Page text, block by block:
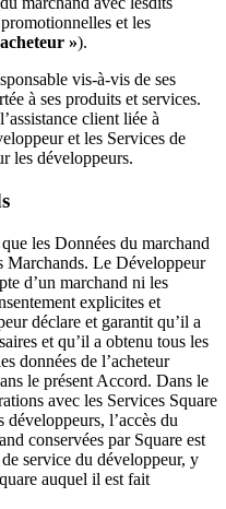
et les
»).
vis-à-vis de ses
à ses produits et services.
client liée à
et les Services de
les développeurs.
les Données du marchand
Marchands. Le Développeur
d’un marchand ni les
explicites et
déclare et garantit qu’il a
et qu’il a obtenu tous les
données de l’acheteur
le présent Accord. Dans le
avec les Services Square
l’accès du
conservées par Square est
service du développeur, y
auquel il est fait